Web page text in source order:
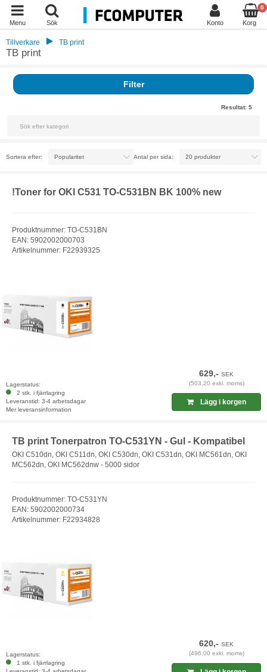
Menu Sök Konto
0
Korg
Tillverkare TB print
TB print
Filter
Resultat: 5
Sortera efter: Antal per sida:
!Toner for OKI C531 TO-C531BN BK 100% new
Produktnummer: TO-C531BN
EAN: 5902002000703
Artikelnummer: F22939325
Lagerstatus:
2 stk. i fjärrlagring
Leveranstid: 3-4 arbetsdagar
Mer leveransinformation
629,-SEK
(503,20 exkl. moms)
Lägg i korgen
TB print Tonerpatron TO-C531YN - Gul - Kompatibel
OKI C510dn, OKI C511dn, OKI C530dn, OKI C531dn, OKI MC561dn, OKI
MC562dn, OKI MC562dnw - 5000 sidor
Produktnummer: TO-C531YN
EAN: 5902002000734
Artikelnummer: F22934828
Lagerstatus:
1 stk. i fjärrlagring
620,-SEK
(496,00 exkl. moms)